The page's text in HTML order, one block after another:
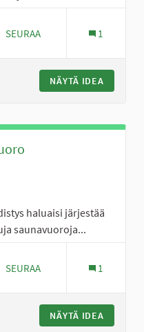
19 SEURAAJAA
SEURAA 1
NÄYTÄ IDEA
haluaisi järjestää
saunavuoroja...
19 SEURAAJAA
SEURAA 1
NÄYTÄ IDEA